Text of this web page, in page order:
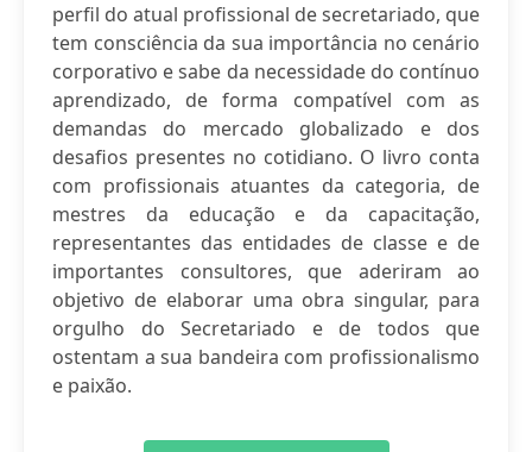
perfil do atual profissional de secretariado, que
tem consciência da sua importância no cenário
corporativo e sabe da necessidade do contínuo
aprendizado, de forma compatível com as
demandas do mercado globalizado e dos
desafios presentes no cotidiano. O livro conta
com profissionais atuantes da categoria, de
mestres da educação e da capacitação,
representantes das entidades de classe e de
importantes consultores, que aderiram ao
objetivo de elaborar uma obra singular, para
orgulho do Secretariado e de todos que
ostentam a sua bandeira com profissionalismo
e paixão.